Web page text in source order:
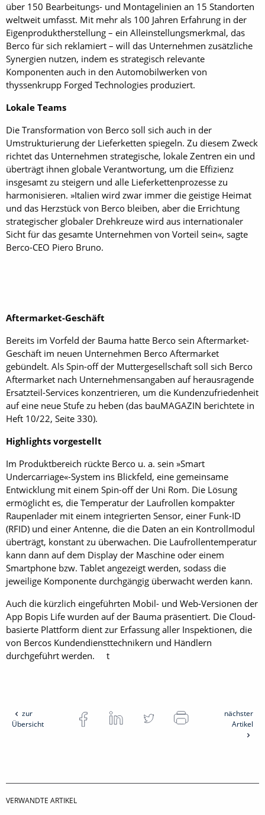
über 150 Bearbeitungs- und Montagelinien an 15 Standorten
weltweit umfasst. Mit mehr als 100 Jahren Erfahrung in der
Eigenproduktherstellung – ein Alleinstellungsmerkmal, das
Berco für sich reklamiert – will das Unternehmen zusätzliche
Synergien nutzen, indem es strategisch relevante
Komponenten auch in den Automobilwerken von
thyssenkrupp Forged Technologies produziert.
Lokale Teams
Die Transformation von Berco soll sich auch in der
Umstrukturierung der Lieferketten spiegeln. Zu diesem Zweck
richtet das Unternehmen strategische, lokale Zentren ein und
überträgt ihnen globale Verantwortung, um die Effizienz
insgesamt zu steigern und alle Lieferkettenprozesse zu
harmonisieren. »Italien wird zwar immer die geistige Heimat
und das Herzstück von Berco bleiben, aber die Errichtung
strategischer globaler Drehkreuze wird aus internationaler
Sicht für das gesamte Unternehmen von Vorteil sein«, sagte
Berco-CEO Piero Bruno.
Aftermarket-Geschäft
Bereits im Vorfeld der Bauma hatte Berco sein Aftermarket-
Geschäft im neuen Unternehmen Berco Aftermarket
gebündelt. Als Spin-off der Muttergesellschaft soll sich Berco
Aftermarket nach Unternehmensangaben auf herausragende
Ersatzteil-Services konzentrieren, um die Kundenzufriedenheit
auf eine neue Stufe zu heben (das bau­MAGAZIN berichtete in
Heft 10/22, Seite 330).
Highlights vorgestellt
Im Produktbereich rückte Berco u. a. sein »Smart
Undercarriage«-System ins Blickfeld, eine gemeinsame
Entwicklung mit einem Spin-off der Uni Rom. Die Lösung
ermöglicht es, die Temperatur der Laufrollen kompakter
Raupenlader mit einem integrierten Sensor, einer Funk-ID
(RFID) und einer Antenne, die die Daten an ein Kontrollmodul
überträgt, konstant zu überwachen. Die Laufrollentemperatur
kann dann auf dem Display der Maschine oder einem
Smartphone bzw. Tablet angezeigt werden, sodass die
jeweilige Komponente durchgängig überwacht werden kann.
Auch die kürzlich eingeführten Mobil- und Web-Versionen der
App Bopis Life wurden auf der Bauma präsentiert. Die Cloud-
basierte Plattform dient zur Erfassung aller Inspektionen, die
von Bercos Kundendiensttechnikern und Händlern
durchgeführt werden. t
zur
Übersicht
nächster
Artikel
VERWANDTE ARTIKEL